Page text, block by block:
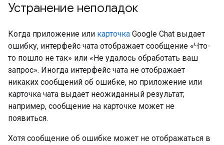
Устранение неполадок
Когда приложение или карточка Google Chat выдает
ошибку, интерфейс чата отображает сообщение «Что-
то пошло не так» или «Не удалось обработать ваш
запрос». Иногда интерфейс чата не отображает
никаких сообщений об ошибке, но приложение или
карточка чата выдает неожиданный результат;
например, сообщение на карточке может не
появиться.
Хотя сообщение об ошибке может не отображаться в